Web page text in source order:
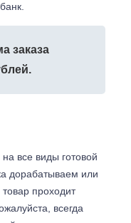
заказа
все виды готовой
дорабатываем или
проходит
всегда